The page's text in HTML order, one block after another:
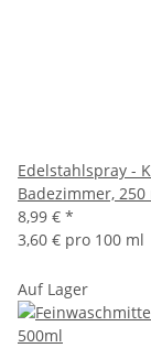
Edelstahlspray -
Badezimmer, 250
8,99 € *
3,60 € pro 100 ml
Auf Lager